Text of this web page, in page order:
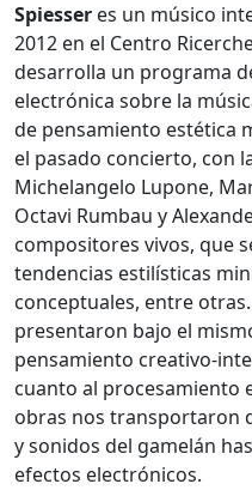
Spiesser es un músico
2012 en el Centro
desarrolla un programa
electrónica sobre la
de pensamiento estética
el pasado concierto, con
Michelangelo Lupone,
Octavi Rumbau y
compositores vivos, que
tendencias estilísticas
conceptuales, entre
presentaron bajo el
pensamiento creativo-
cuanto al procesamiento
obras nos transportaron
y sonidos del gamelán
efectos electrónicos.